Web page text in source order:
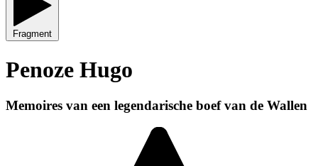
Fragment
Penoze Hugo
Memoires van een legendarische boef van de Wallen